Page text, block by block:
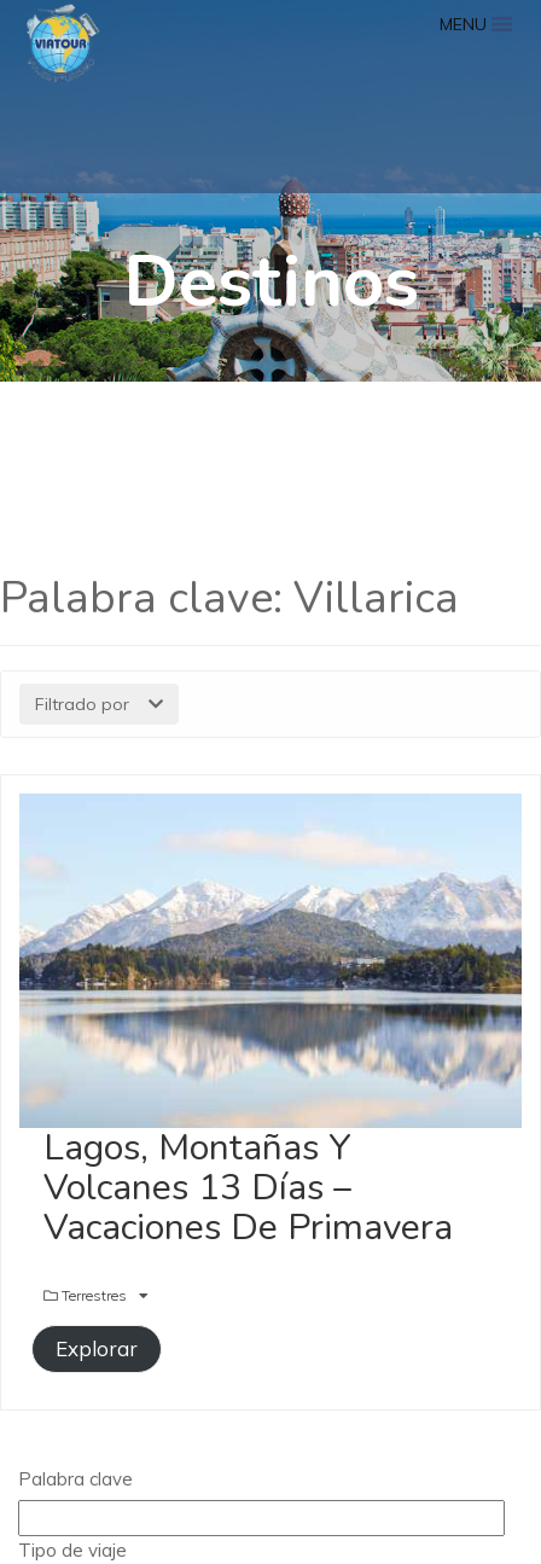
MENU
Destinos
Palabra clave: Villarica
Filtrado por
Lagos, Montañas Y
Volcanes 13 Días –
Vacaciones De Primavera
Terrestres
Explorar
Palabra clave
Tipo de viaje